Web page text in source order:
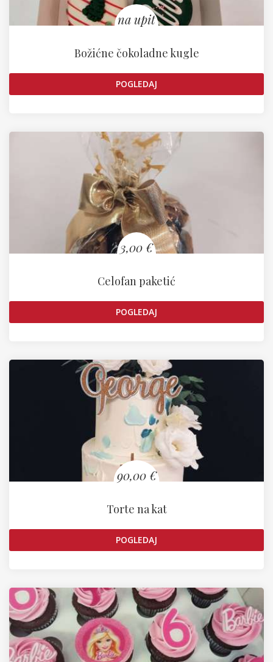
na upit
Božićne čokoladne kugle
POGLEDAJ
3,00 €
Celofan paketić
POGLEDAJ
90,00 €
Torte na kat
POGLEDAJ